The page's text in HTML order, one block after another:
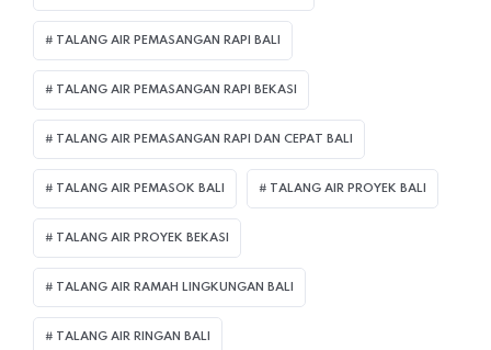
TALANG AIR PEMASANGAN RAPI BALI
TALANG AIR PEMASANGAN RAPI BEKASI
TALANG AIR PEMASANGAN RAPI DAN CEPAT BALI
TALANG AIR PEMASOK BALI TALANG AIR PROYEK BALI
TALANG AIR PROYEK BEKASI
TALANG AIR RAMAH LINGKUNGAN BALI
TALANG AIR RINGAN BALI